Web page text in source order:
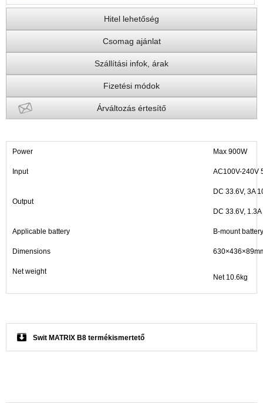
Hitel lehetőség
Csomag ajánlat
Szállítási infok, árak
Fizetési módok
Árváltozás értesítő
Power Max 900W
Input AC100V-240V
Output
DC 33.6V, 3A
DC 33.6V,
Applicable battery B-mount battery
Dimensions
Net weight
Net 10.6kg
Swit MATRIX B8 termékismertető